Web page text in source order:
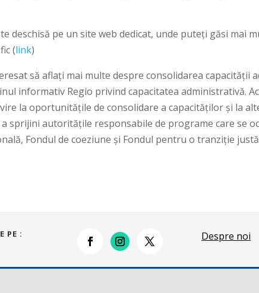
deschisă pe un site web dedicat, unde puteți găsi mai
(link)
să aflați mai multe despre consolidarea capacității
informativ Regio privind capacitatea administrativă.
la oportunitățile de consolidare a capacităților și la
sprijini autoritățile responsabile de programe care se
Fondul de coeziune și Fondul pentru o tranziție
PE : Despre noi